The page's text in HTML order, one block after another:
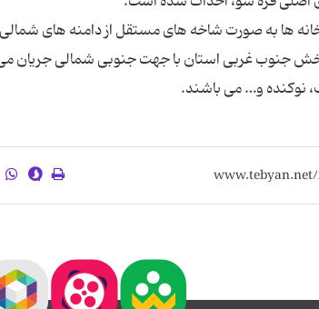
ها به صورت شاخه های مستقل از دامنه های
جنوب غربی استان با جهت جنوبی شمالی جریان
نوکنده و… می باشند.